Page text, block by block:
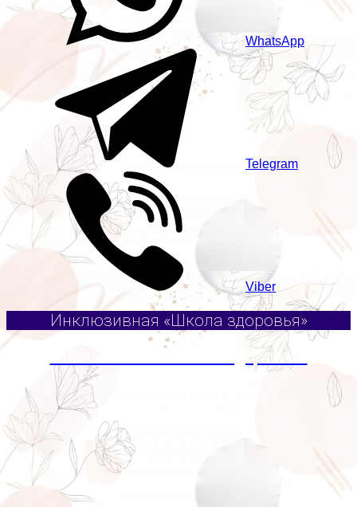
WhatsApp
Telegram
Viber
Инклюзивная «Школа здоровья»
Инклюзивная «Школа здоровья»